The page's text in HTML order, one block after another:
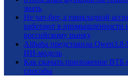
знать
Не чат-бот, а прикладной
работают в промышленности
российскому рынку
Alibaba представила
ИИ-модель
Как скачать приложение ВТБ
способы